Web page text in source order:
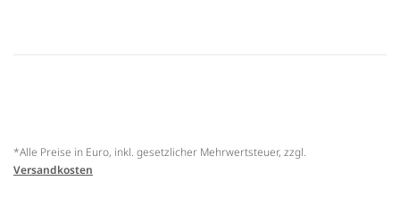
*Alle Preise in Euro, inkl. gesetzlicher Mehrwertsteuer, zzgl.
Versandkosten